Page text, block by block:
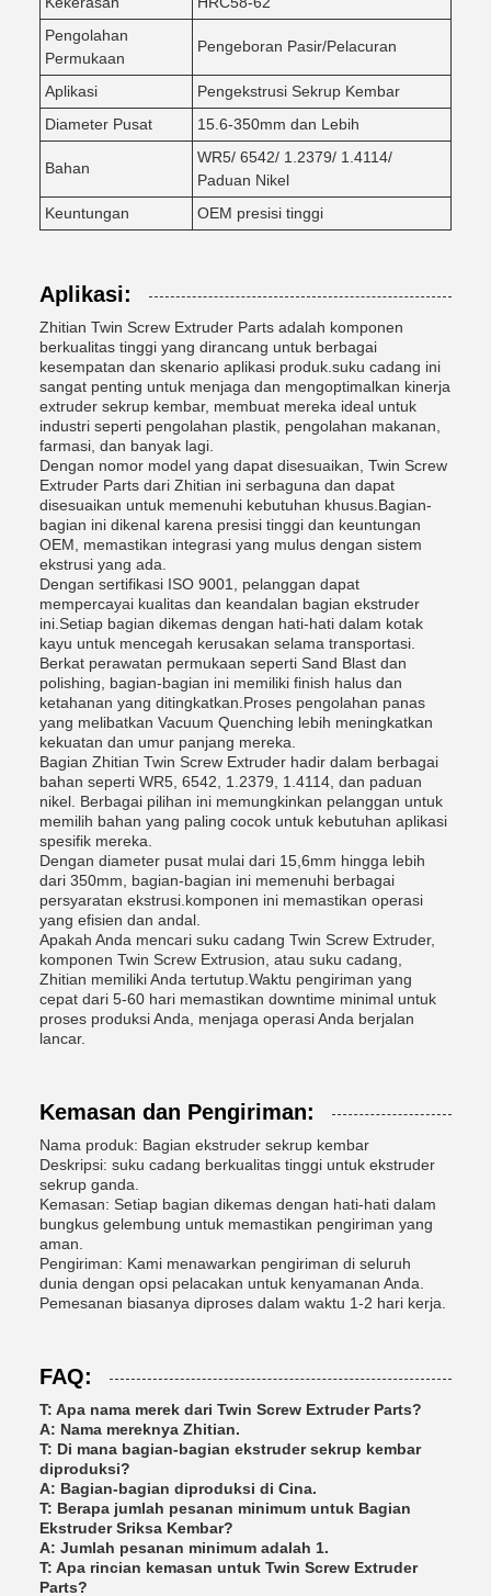
Pengolahan
Permukaan
Pengeboran Pasir/Pelacuran
Aplikasi
Pengekstrusi Sekrup Kembar
Diameter Pusat
15.6-350mm dan Lebih
Bahan
WR5/ 6542/ 1.2379/ 1.4114/
Paduan Nikel
Keuntungan
OEM presisi tinggi
Aplikasi:
Zhitian Twin Screw Extruder Parts adalah komponen
berkualitas tinggi yang dirancang untuk berbagai
kesempatan dan skenario aplikasi produk.suku cadang ini
sangat penting untuk menjaga dan mengoptimalkan kinerja
extruder sekrup kembar, membuat mereka ideal untuk
industri seperti pengolahan plastik, pengolahan makanan,
farmasi, dan banyak lagi.
Dengan nomor model yang dapat disesuaikan, Twin Screw
Extruder Parts dari Zhitian ini serbaguna dan dapat
disesuaikan untuk memenuhi kebutuhan khusus.Bagian-
bagian ini dikenal karena presisi tinggi dan keuntungan
OEM, memastikan integrasi yang mulus dengan sistem
ekstrusi yang ada.
Dengan sertifikasi ISO 9001, pelanggan dapat
mempercayai kualitas dan keandalan bagian ekstruder
ini.Setiap bagian dikemas dengan hati-hati dalam kotak
kayu untuk mencegah kerusakan selama transportasi.
Berkat perawatan permukaan seperti Sand Blast dan
polishing, bagian-bagian ini memiliki finish halus dan
ketahanan yang ditingkatkan.Proses pengolahan panas
yang melibatkan Vacuum Quenching lebih meningkatkan
kekuatan dan umur panjang mereka.
Bagian Zhitian Twin Screw Extruder hadir dalam berbagai
bahan seperti WR5, 6542, 1.2379, 1.4114, dan paduan
nikel. Berbagai pilihan ini memungkinkan pelanggan untuk
memilih bahan yang paling cocok untuk kebutuhan aplikasi
spesifik mereka.
Dengan diameter pusat mulai dari 15,6mm hingga lebih
dari 350mm, bagian-bagian ini memenuhi berbagai
persyaratan ekstrusi.komponen ini memastikan operasi
yang efisien dan andal.
Apakah Anda mencari suku cadang Twin Screw Extruder,
komponen Twin Screw Extrusion, atau suku cadang,
Zhitian memiliki Anda tertutup.Waktu pengiriman yang
cepat dari 5-60 hari memastikan downtime minimal untuk
proses produksi Anda, menjaga operasi Anda berjalan
lancar.
Kemasan dan Pengiriman:
Nama produk: Bagian ekstruder sekrup kembar
Deskripsi: suku cadang berkualitas tinggi untuk ekstruder
sekrup ganda.
Kemasan: Setiap bagian dikemas dengan hati-hati dalam
bungkus gelembung untuk memastikan pengiriman yang
aman.
Pengiriman: Kami menawarkan pengiriman di seluruh
dunia dengan opsi pelacakan untuk kenyamanan Anda.
Pemesanan biasanya diproses dalam waktu 1-2 hari kerja.
FAQ:
T: Apa nama merek dari Twin Screw Extruder Parts?
A: Nama mereknya Zhitian.
T: Di mana bagian-bagian ekstruder sekrup kembar
diproduksi?
A: Bagian-bagian diproduksi di Cina.
T: Berapa jumlah pesanan minimum untuk Bagian
Ekstruder Sriksa Kembar?
A: Jumlah pesanan minimum adalah 1.
T: Apa rincian kemasan untuk Twin Screw Extruder
Parts?